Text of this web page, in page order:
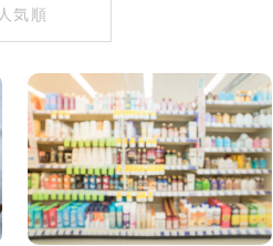
トリートメントの付け方で
仕上がりが変わる｜効かな
トリートメントの付け方で仕上がりは
大きく変わります。今回は、毛先中心
の塗り...
メガネ
髪のくすみが気になる人
へ！2026春トレンドの明る
2026春のトレンドカラーは明るめのく
すみカラーです。ただし、髪がすでに
く...
さくら
2026年のショートウルフ最
新トレンドとは？ナチュラ
2026年のショートウルフは、ナチュラ
ルでエアリーな仕上がりが今っぽい正
解...
かえで
美容室に行くのが恥ずかし
い？髪質の変化に気づいた
しばらく美容室に行けていないし、そ
ろそろ髪型を変えて気分転換したいと
思って...
メガネ
ヘッドスパの落とし穴！知
らないと損する真実
血行を促進し、リラックス効果や美髪
効果が...
さろめ
髪を育てるには？毎日の洗
い方と生活習慣を見直す基
髪をきれいに育てるには高価なアイテ
ムを増やす前に、洗い方や乾かし方、
頭皮の...
さくら
発酵エキスシャンプーって
何がいいの？無印良品など
スキンケアで人気の発酵成分が、シャ
ンプーにも広がっています。無印良品
などの...
さくら
ミニマリストのメイク術｜
少ないアイテムで「自分ら
「たくさんのコスメを持っているの
に、実際に使っているのはいつも同じ
ものばか...
あおい
針で小顔を目指す！美容鍼
の効果と後悔しない選び方
フェイスラインをすっきりさせたいと
いうお悩みを抱えている方はいないで
しょう...
あかり
化粧ノリが変わる「顔脱
毛」。4つのメリットと、始
顔の産毛をカミソリで剃って、毛抜き
で抜くなど、日々の自己処理を手間に
感じて...
あおい
2026年運気アップネイルガ
イドを公開！幸運を呼ぶ色
最近、なんとなく運気が停滞している
気がすると悩んでいないでしょうか？
じつは...
あおい
と種類の見分け方＆自宅で
できる...
ふと鏡を見て、急に小じわが増えたと
落ち込んでいないでしょうか？じつは
その原...
あおい
果。オールハンドエステの
魅力と、...
痩身エステと一言で言っても、最新の
機器を使ったものから、昔ながらの手
技によ...
あかり
人気順